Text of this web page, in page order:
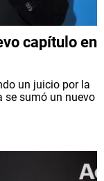
capítulo en
un juicio por la
se sumó un nuevo